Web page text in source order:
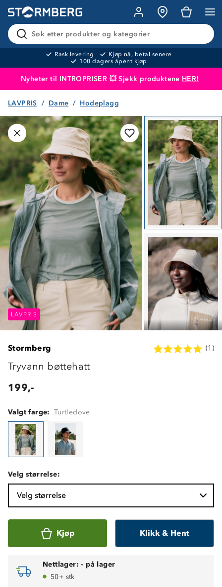
Søk etter produkter og kategorier
Rask levering
Kjøp nå, betal senere
100 dagers åpent kjøp
Nyheter til INTROPRISER 💥 Sjekk produktene HER!
Produktet er lagt i handlekurven
LAVPRIS Dame Hodeplagg
LAVPRIS
LAVPRIS
Stormberg (1)
Tryvann bøttehatt
199,-
Valgt farge: Turtledove
Velg størrelse:
Velg størrelse
Kjøp Klikk & Hent
Nettlager: - på lager
50+ stk